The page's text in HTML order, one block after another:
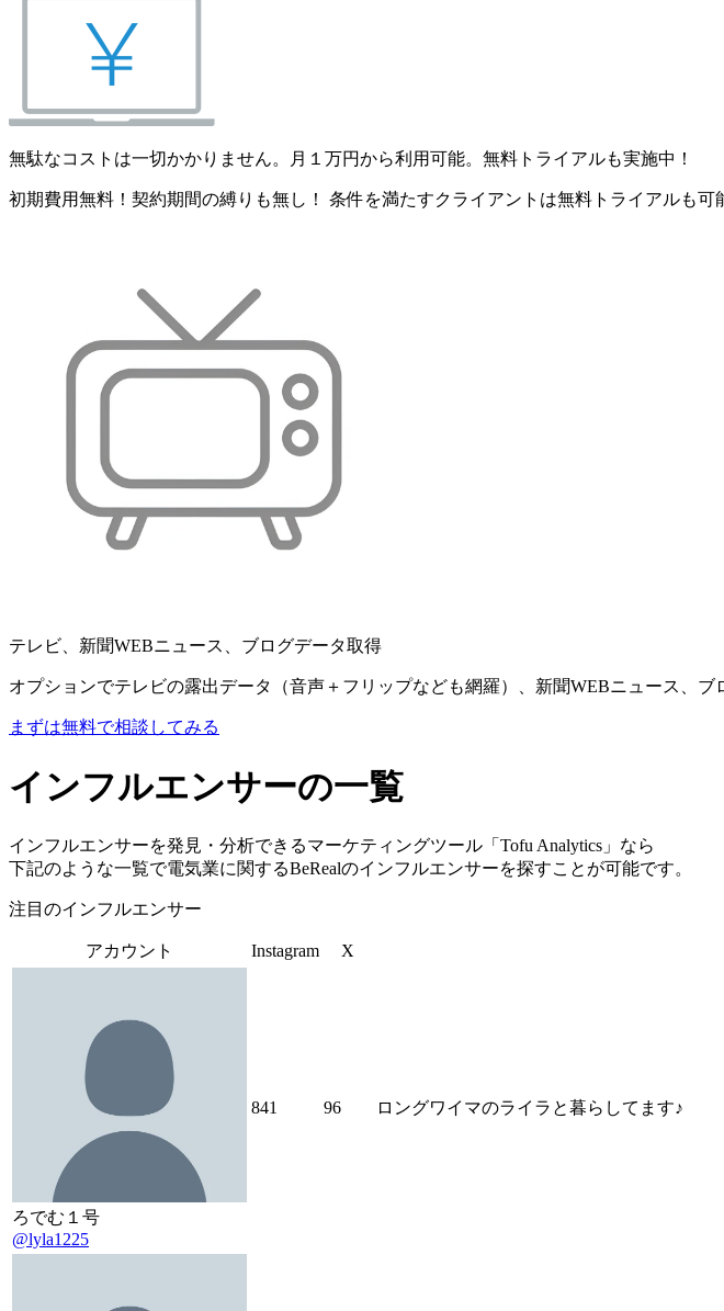
無駄なコストは一切かかりません。月１万円から利用可能。無料トライアルも実施中！
初期費用無料！契約期間の縛りも無し！ 条件を満たすクライアントは無料トライアルも
テレビ、新聞WEBニュース、ブログデータ取得
オプションでテレビの露出データ（音声＋フリップなども網羅）、新聞WEBニュース、ブ
まずは無料で相談してみる
インフルエンサーの一覧
インフルエンサーを発見・分析できるマーケティングツール「Tofu Analytics」なら
下記のような一覧で電気業に関するBeRealのインフルエンサーを探すことが可能です。
注目のインフルエンサー
アカウント Instagram X
ろでむ１号
@lyla1225
841 96 ロングワイマのライラと暮らしてます♪